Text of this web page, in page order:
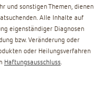
und sonstigen Themen, dienen
Alle Inhalte auf
eigenständiger Diagnosen
bzw. Veränderung oder
oder Heilungsverfahren
Haftungsausschluss.